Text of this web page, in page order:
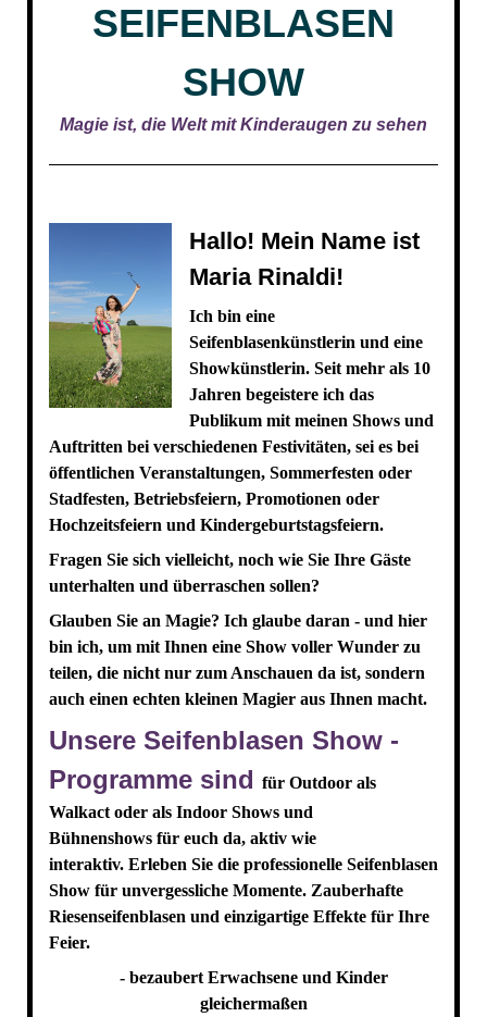
SEIFENBLASEN
SHOW
Magie ist, die Welt mit Kinderaugen zu sehen
Hallo! Mein Name ist
Maria Rinaldi!
Ich bin eine
Seifenblasenkünstlerin und eine
Showkünstlerin. Seit mehr als 10
Jahren begeistere ich das
Publikum mit meinen Shows und
Auftritten bei verschiedenen Festivitäten, sei es bei
öffentlichen Veranstaltungen, Sommerfesten oder
Stadfesten, Betriebsfeiern, Promotionen oder
Hochzeitsfeiern und Kindergeburtstagsfeiern.
Fragen Sie sich vielleicht, noch wie Sie Ihre Gäste
unterhalten und überraschen sollen?
Glauben Sie an Magie? Ich glaube daran - und hier
bin ich, um mit Ihnen eine Show voller Wunder zu
teilen, die nicht nur zum Anschauen da ist, sondern
auch einen echten kleinen Magier aus Ihnen macht.
Unsere Seifenblasen Show -
Programme sind für Outdoor als
Walkact oder als Indoor Shows und
Bühnenshows für euch da, aktiv wie
interaktiv. Erleben Sie die professionelle Seifenblasen
Show für unvergessliche Momente. Zauberhafte
Riesenseifenblasen und einzigartige Effekte für Ihre
Feier.
- bezaubert Erwachsene und Kinder
gleichermaßen